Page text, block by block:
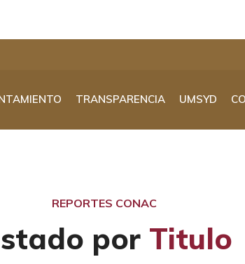
TRANSPARENCIA UMSYD
REPORTES CONAC
por Titulo